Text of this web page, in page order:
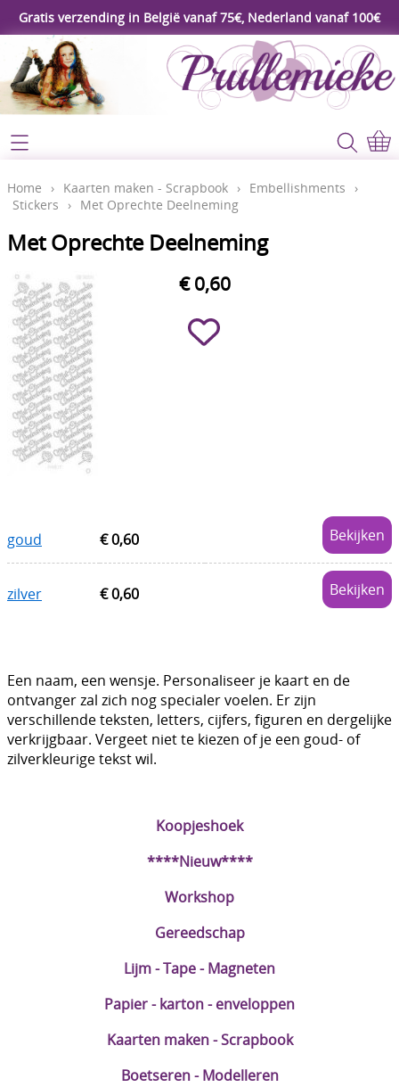
Gratis verzending in België vanaf 75€, Nederland vanaf 100€
Webshop
Koopjeshoek
****Nieuw****
Workshop
Gereedschap
Lijm - Tape - Magneten
Papier - karton - enveloppen
Kaarten maken - Scrapbook
Boetseren - Modelleren
Verf en Co°
Tekenen - Schrijven - kleuren
Kleuren - verf - Mediums
Kleurboeken en Handboeken
Cadeaubon
Home
Contact
Mijn account
Video's
Blog
Koopjeshoek
****Nieuw****
Workshop
Gereedschap
Lijm - Tape - Magneten
Papier - karton - enveloppen
Kaarten maken - Scrapbook
Boetseren - Modelleren
Home › Kaarten maken - Scrapbook › Embellishments
›
Stickers
› Met Oprechte Deelneming
Met Oprechte Deelneming
€ 0,60
goud € 0,60 Bekijken
zilver € 0,60 Bekijken
Een naam, een wensje. Personaliseer je kaart en de
ontvanger zal zich nog specialer voelen. Er zijn
verschillende teksten, letters, cijfers, figuren en dergelijke
verkrijgbaar. Vergeet niet te kiezen of je een goud- of
zilverkleurige tekst wil.